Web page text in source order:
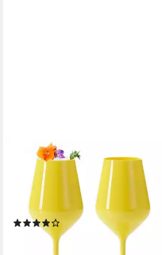
DOIMOFLAIR
Weinglas DoimoFlair
Weingläser aus Kunststoff
bruchsicher Plastik, 2-tlg.
(6)
ab 19,90 €